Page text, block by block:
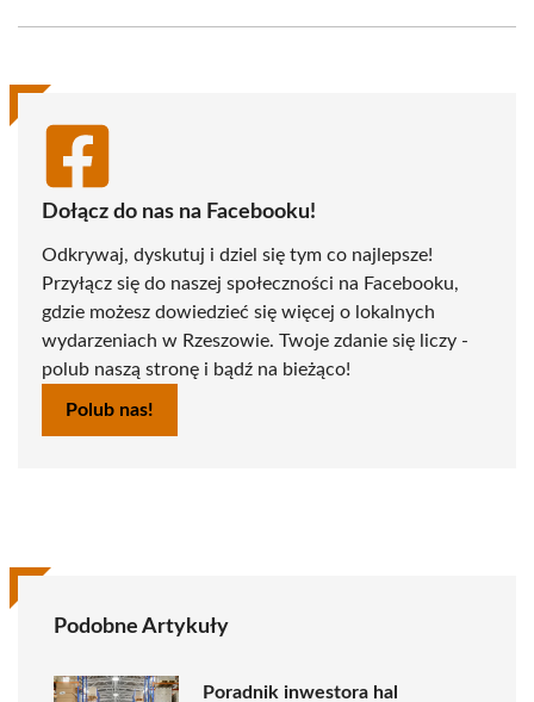
(Twitter)
Dołącz do nas na Facebooku!
Odkrywaj, dyskutuj i dziel się tym co najlepsze!
Przyłącz się do naszej społeczności na Facebooku,
gdzie możesz dowiedzieć się więcej o lokalnych
wydarzeniach w Rzeszowie. Twoje zdanie się liczy -
polub naszą stronę i bądź na bieżąco!
Polub nas!
Podobne Artykuły
Poradnik inwestora hal